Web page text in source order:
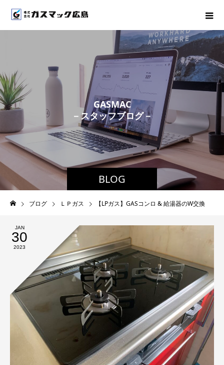
BLOG
GASMAC
－ スタッフブログ－
ブログ ＬＰガス 【LPガス】GASコンロ & 給湯器のW交換
JAN
30
2023